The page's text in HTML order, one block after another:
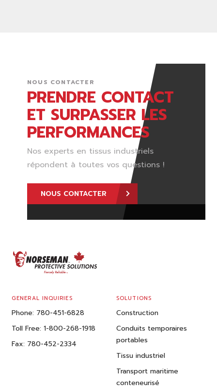
NOUS CONTACTER
PRENDRE CONTACT
ET SURPASSER LES
PERFORMANCES
Nos experts en tissus industriels
répondent à toutes vos questions !
NOUS CONTACTER
FOOTER
GENERAL INQUIRIES
Phone: 780-451-6828
Toll Free: 1-800-268-1918
Fax: 780-452-2334
SOLUTIONS
Construction
Conduits temporaires
portables
Tissu industriel
Transport maritime
conteneurisé